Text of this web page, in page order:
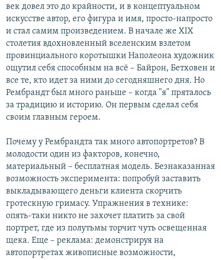
век довел это до крайности, и в концептуальном
искусстве автор, его фигура и имя, просто-напросто
и стал самим произведением. В начале же XIX
столетия вдохновленный вселенским взлетом
провинциального коротышки Наполеона художник
ощутил себя способным на всё – Байрон, Бетховен и
все те, кто идет за ними до сегодняшнего дня. Но
Рембрандт был много раньше – когда "я" пряталось
за традицию и историю. Он первым сделал себя
своим главным героем.
Почему у Рембрандта так много автопортретов? В
молодости один из факторов, конечно,
материальный – бесплатная модель. Безнаказанная
возможность эксперимента: попробуй заставить
выкладывающего деньги клиента скорчить
гротескную гримасу. Упражнения в технике:
опять-таки никто не захочет платить за свой
портрет, где из полутьмы торчит чуть освещенная
щека. Еще – реклама: демонстрируя на
автопортретах живописные возможности,